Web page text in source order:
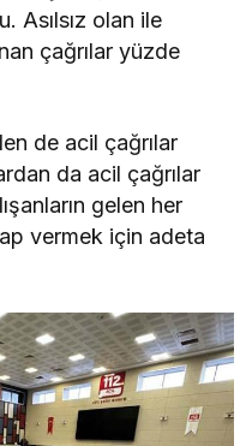
Asılsız olan ile
çağrılar yüzde
de acil çağrılar
da acil çağrılar
gelen her
vermek için adeta